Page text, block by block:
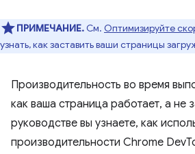
ПРИМЕЧАНИЕ. См. Оптимизируйте
узнать, как заставить ваши страницы
Производительность во время
как ваша страница работает, а не
руководстве вы узнаете, как
производительности Chrome